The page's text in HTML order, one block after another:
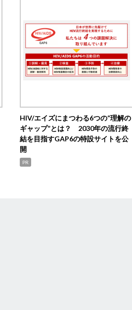
HIV/エイズにまつわる6つの“理解の
ギャップ”とは？ 2030年の流行終
結を目指すGAP6の特設サイトを公
開
PR